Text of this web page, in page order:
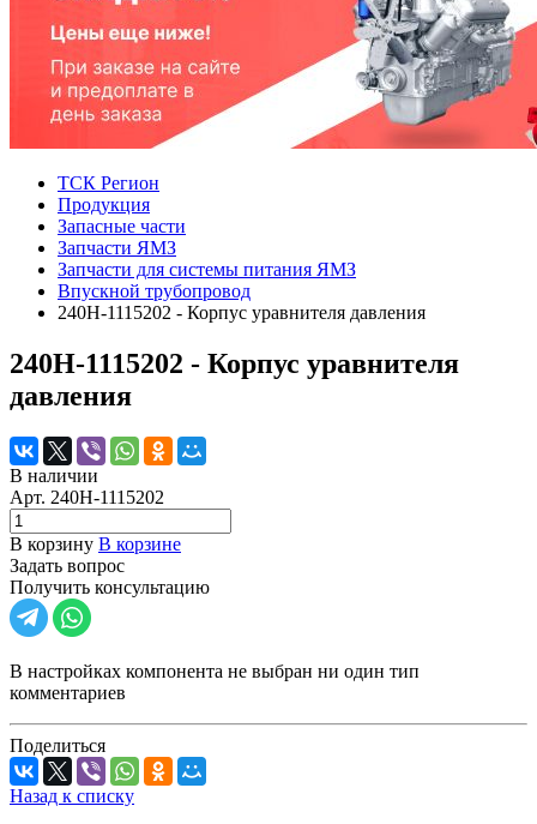
ТСК Регион
Продукция
Запасные части
Запчасти ЯМЗ
Запчасти для системы питания ЯМЗ
Впускной трубопровод
240Н-1115202 - Корпус уравнителя давления
240Н-1115202 - Корпус уравнителя
давления
В наличии
Арт. 240Н-1115202
В корзину В корзине
Задать вопрос
Получить консультацию
В настройках компонента не выбран ни один тип
комментариев
Поделиться
Назад к списку